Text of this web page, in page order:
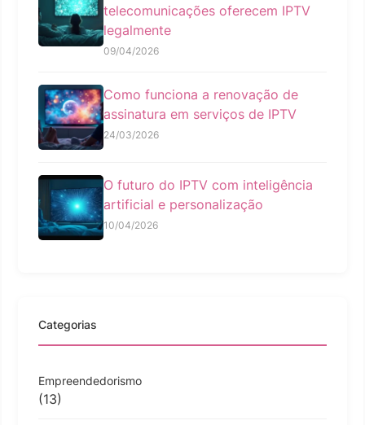
telecomunicações oferecem IPTV
legalmente
09/04/2026
Como funciona a renovação de
assinatura em serviços de IPTV
24/03/2026
O futuro do IPTV com inteligência
artificial e personalização
10/04/2026
Categorias
Empreendedorismo
(13)